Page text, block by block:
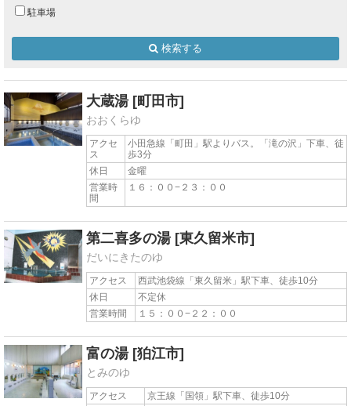
駐車場
検索する
大蔵湯 [町田市]
おおくらゆ
アクセ
ス
小田急線「町田」駅よりバス。「滝の沢」下車、徒
歩3分
休日
金曜
営業時
間
１６：００−２３：００
第二喜多の湯 [東久留米市]
だいにきたのゆ
アクセス
西武池袋線「東久留米」駅下車、徒歩10分
休日
不定休
営業時間
１５：００−２２：００
富の湯 [狛江市]
とみのゆ
アクセス
京王線「国領」駅下車、徒歩10分